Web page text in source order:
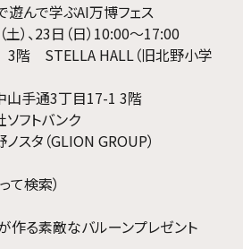
遊んで学ぶAI万博フェス
）、23日（日）10:00〜17:00
3階 STELLA HALL（旧北野小学
山手通3丁目17-1 3階
フトバンク
スタ（GLION GROUP）
て検索）
作る素敵なバルーンプレゼント